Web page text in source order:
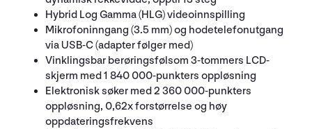
Hybrid Log Gamma (HLG) videoinnspilling
Mikrofoninngang (3.5 mm) og hodetelefonutgang
via USB-C (adapter følger med)
Vinklingsbar berøringsfølsom 3-tommers LCD-
skjerm med 1 840 000-punkters oppløsning
Elektronisk søker med 2 360 000-punkters
oppløsning, 0,62x forstørrelse og høy
oppdateringsfrekvens